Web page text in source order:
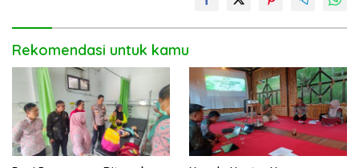
Rekomendasi untuk kamu